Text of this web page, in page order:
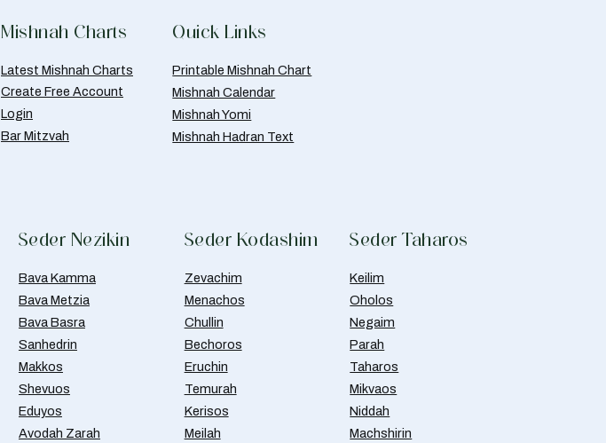
Mishnah Charts
Latest Mishnah Charts
Create Free Account
Login
Bar Mitzvah
Quick Links
Printable Mishnah Chart
Mishnah Calendar
Mishnah Yomi
Mishnah Hadran Text
Seder Nezikin
Bava Kamma
Bava Metzia
Bava Basra
Sanhedrin
Makkos
Shevuos
Eduyos
Avodah Zarah
Seder Kodashim
Zevachim
Menachos
Chullin
Bechoros
Eruchin
Temurah
Kerisos
Meilah
Seder Taharos
Keilim
Oholos
Negaim
Parah
Taharos
Mikvaos
Niddah
Machshirin